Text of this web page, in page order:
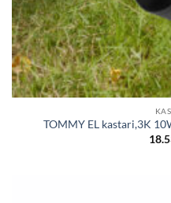
TOMMY EL kastari,3K